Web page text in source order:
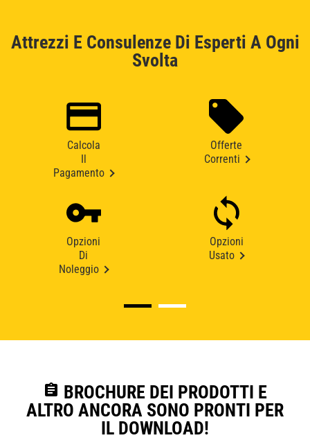
Attrezzi E Consulenze Di Esperti A Ogni
Svolta
Calcola
Pagamento
Offerte
Correnti
Opzioni
Di
Noleggio
Opzioni
Usato
assignment BROCHURE DEI PRODOTTI E
ALTRO ANCORA SONO PRONTI PER
IL DOWNLOAD!